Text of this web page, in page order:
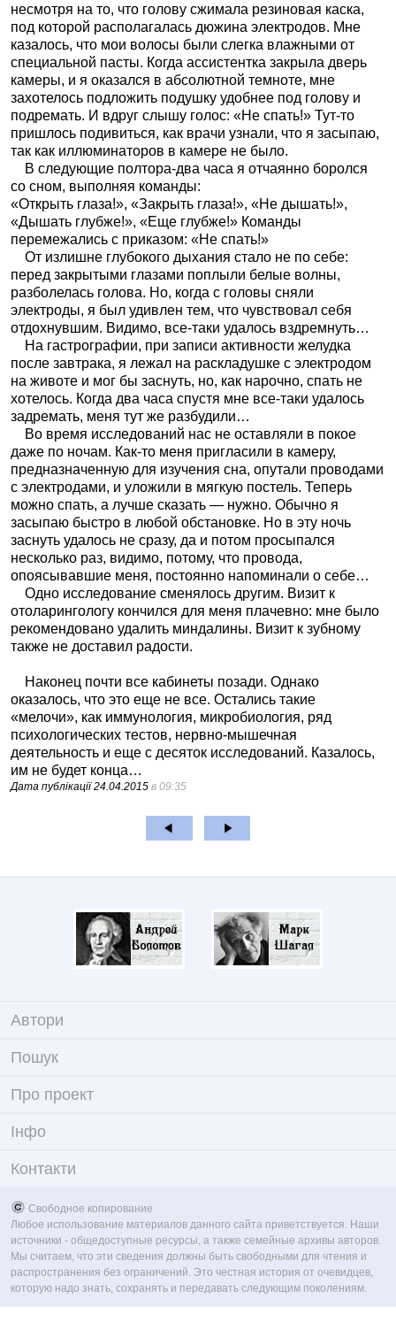
несмотря на то, что голову сжимала резиновая каска,
под которой располагалась дюжина электродов. Мне
казалось, что мои волосы были слегка влажными от
специальной пасты. Когда ассистентка закрыла дверь
камеры, и я оказался в абсолютной темноте, мне
захотелось подложить подушку удобнее под голову и
подремать. И вдруг слышу голос: «Не спать!» Тут-то
пришлось подивиться, как врачи узнали, что я засыпаю,
так как иллюминаторов в камере не было.
В следующие полтора-два часа я отчаянно боролся
со сном, выполняя команды:
«Открыть глаза!», «Закрыть глаза!», «Не дышать!»,
«Дышать глубже!», «Еще глубже!» Команды
перемежались с приказом: «Не спать!»
От излишне глубокого дыхания стало не по себе:
перед закрытыми глазами поплыли белые волны,
разболелась голова. Но, когда с головы сняли
электроды, я был удивлен тем, что чувствовал себя
отдохнувшим. Видимо, все-таки удалось вздремнуть…
На гастрографии, при записи активности желудка
после завтрака, я лежал на раскладушке с электродом
на животе и мог бы заснуть, но, как нарочно, спать не
хотелось. Когда два часа спустя мне все-таки удалось
задремать, меня тут же разбудили…
Во время исследований нас не оставляли в покое
даже по ночам. Как-то меня пригласили в камеру,
предназначенную для изучения сна, опутали проводами
с электродами, и уложили в мягкую постель. Теперь
можно спать, а лучше сказать — нужно. Обычно я
засыпаю быстро в любой обстановке. Но в эту ночь
заснуть удалось не сразу, да и потом просыпался
несколько раз, видимо, потому, что провода,
опоясывавшие меня, постоянно напоминали о себе…
Одно исследование сменялось другим. Визит к
отоларингологу кончился для меня плачевно: мне было
рекомендовано удалить миндалины. Визит к зубному
также не доставил радости.
Наконец почти все кабинеты позади. Однако
оказалось, что это еще не все. Остались такие
«мелочи», как иммунология, микробиология, ряд
психологических тестов, нервно-мышечная
деятельность и еще с десяток исследований. Казалось,
им не будет конца…
Дата публікації24.04.2015 в 09:35
Автори
Пошук
Про проект
Iнфо
Контакти
Свободное копирование
Любое использование материалов данного сайта приветствуется. Наши
источники - общедоступные ресурсы, а также семейные архивы авторов.
Мы считаем, что эти сведения должны быть свободными для чтения и
распространения без ограничений. Это честная история от очевидцев,
которую надо знать, сохранять и передавать следующим поколениям.